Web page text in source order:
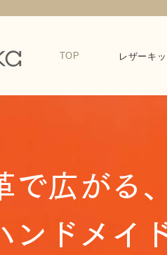
TOP レザーキ
で広がる、
ンドメイ